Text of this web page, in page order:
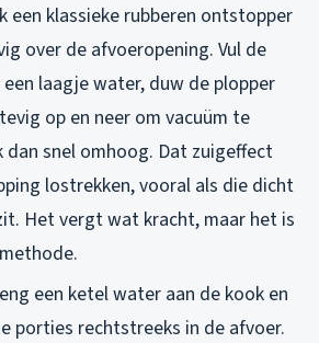
een klassieke rubberen ontstopper
over de afvoeropening. Vul de
laagje water, duw de plopper
op en neer om vacuüm te
dan snel omhoog. Dat zuigeffect
lostrekken, vooral als die dicht
Het vergt wat kracht, maar het is
een ketel water aan de kook en
porties rechtstreeks in de afvoer.